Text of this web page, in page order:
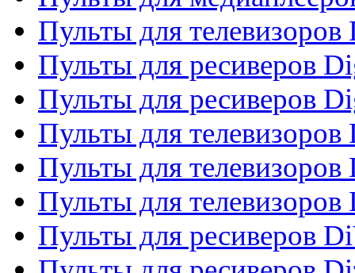
Пульты для телевизоров
Пульты для ресиверов
Пульты для ресиверов
Пульты для
Пульты для
Пульты для телевизоров
Пульты для ресиверов